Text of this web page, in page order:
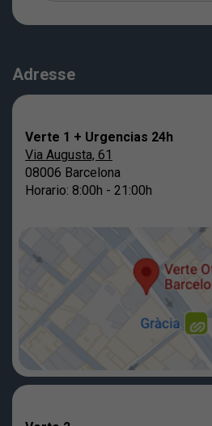
Adresse
Verte 1 + Urgencias 24h
Via Augusta, 61
08006 Barcelona
Horario: 8:00h - 21:00h